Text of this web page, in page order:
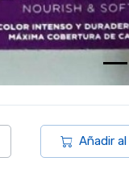
Añadir